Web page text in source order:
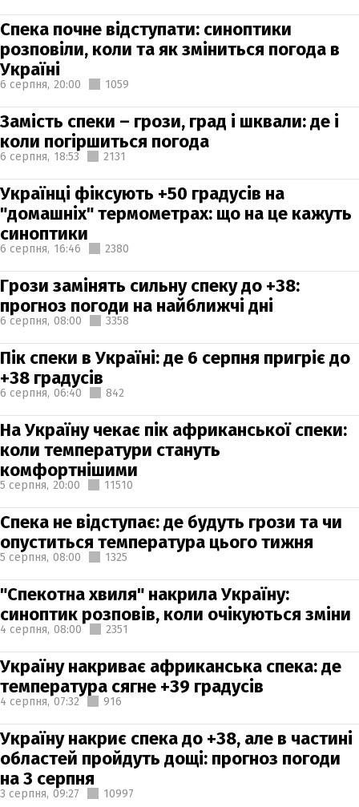
Спека почне відступати: синоптики
розповіли, коли та як зміниться погода в
Україні
6 серпня, 20:00 1059
Замість спеки – грози, град і шквали: де і
коли погіршиться погода
6 серпня, 18:53 2131
Українці фіксують +50 градусів на
"домашніх" термометрах: що на це кажуть
синоптики
6 серпня, 16:46 2380
Грози замінять сильну спеку до +38:
прогноз погоди на найближчі дні
6 серпня, 08:00 3358
Пік спеки в Україні: де 6 серпня пригріє до
+38 градусів
6 серпня, 06:40 842
На Україну чекає пік африканської спеки:
коли температури стануть
комфортнішими
5 серпня, 20:00 11510
Спека не відступає: де будуть грози та чи
опуститься температура цього тижня
5 серпня, 08:00 1325
"Спекотна хвиля" накрила Україну:
синоптик розповів, коли очікуються зміни
4 серпня, 08:00 2351
Україну накриває африканська спека: де
температура сягне +39 градусів
4 серпня, 07:32 916
Україну накриє спека до +38, але в частині
областей пройдуть дощі: прогноз погоди
на 3 серпня
3 серпня, 09:27 10997